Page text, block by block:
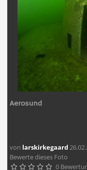
Aerosund
von larskirkegaard
Bewerte dieses Foto
     0